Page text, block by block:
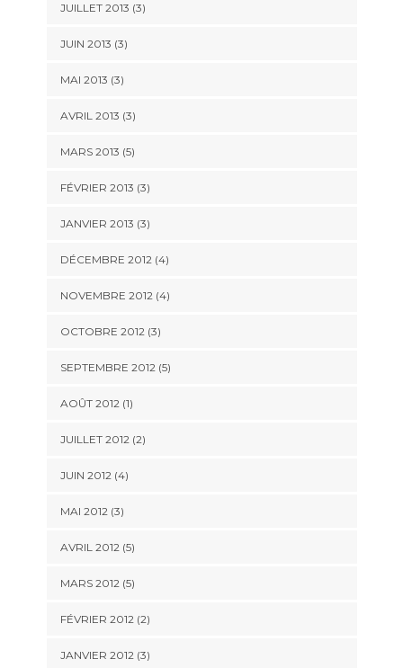
JUILLET 2013 (3)
JUIN 2013 (3)
MAI 2013 (3)
AVRIL 2013 (3)
MARS 2013 (5)
FÉVRIER 2013 (3)
JANVIER 2013 (3)
DÉCEMBRE 2012(4)
NOVEMBRE 2012(4)
OCTOBRE 2012(3)
SEPTEMBRE 2012(5)
AOÛT 2012(1)
JUILLET 2012(2)
JUIN 2012(4)
MAI 2012(3)
AVRIL 2012(5)
MARS 2012(5)
FÉVRIER 2012(2)
JANVIER 2012(3)